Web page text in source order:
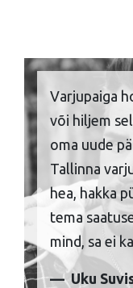
Varjupaiga
või hiljem
oma uude
Tallinna
hea, hakka
tema
mind, sa ei
Uku
Previous